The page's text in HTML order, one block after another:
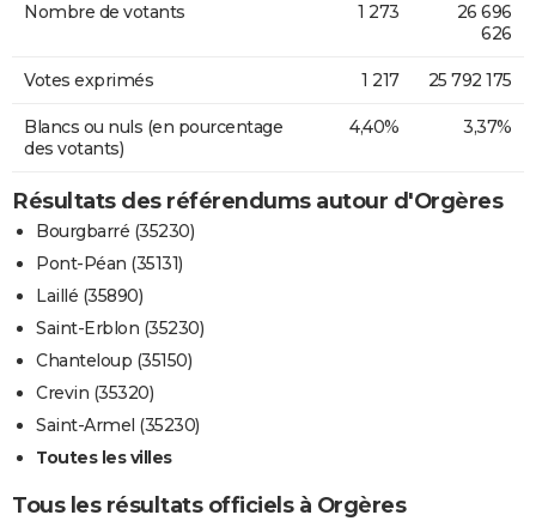
Nombre de votants 1 273
26 696
626
Votes exprimés 1 217 25 792 175
Blancs ou nuls (en pourcentage
des votants)
4,40% 3,37%
Résultats des référendums autour d'Orgères
Bourgbarré (35230)
Pont-Péan (35131)
Laillé (35890)
Saint-Erblon (35230)
Chanteloup (35150)
Crevin (35320)
Saint-Armel (35230)
Toutes les villes
Tous les résultats officiels à Orgères